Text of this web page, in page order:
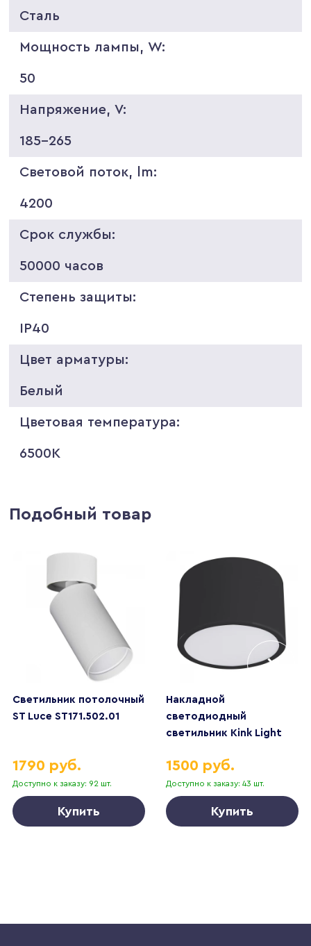
Сталь
Мощность лампы, W:
50
Напряжение, V:
185-265
Световой поток, lm:
4200
Срок службы:
50000 часов
Степень защиты:
IP40
Цвет арматуры:
Белый
Цветовая температура:
6500K
Подобный товар
Светильник потолочный
ST Luce ST171.502.01
Доступно к заказу: 92 шт.
1790 руб.
Купить
Накладной
светодиодный
светильник Kink Light
Доступно к заказу: 43 шт.
1500 руб.
Купить